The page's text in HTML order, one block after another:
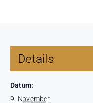
Details
Datum:
9. November